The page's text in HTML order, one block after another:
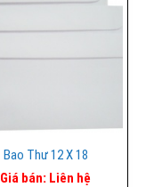
Bao Thư 12 X 18
Giá bán: Liên hệ